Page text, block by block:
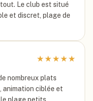
Le club est situé
et discret, plage de
★★★★★
nombreux plats
ciblée et